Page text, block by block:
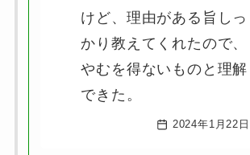
けど、理由がある旨しっ
かり教えてくれたので、
やむを得ないものと理解
できた。
2024年1月22日